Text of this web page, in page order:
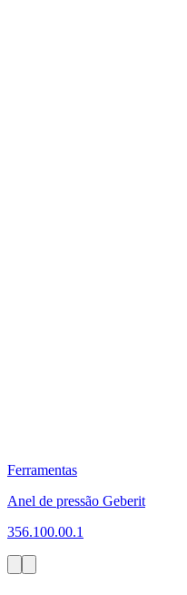
Ferramentas
Anel de pressão Geberit
356.100.00.1